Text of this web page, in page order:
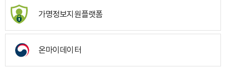
가명정보지원플랫폼
온마이데이터